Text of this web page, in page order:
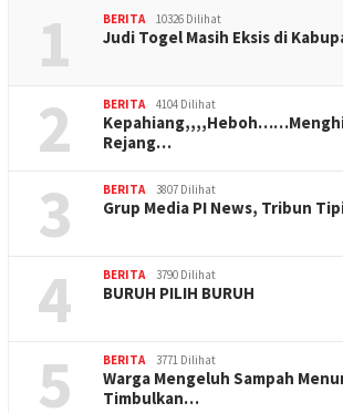
1 BERITA 10326 Dilihat
Judi Togel Masih Eksis di
2 BERITA 4104 Dilihat
Rejang…
3 BERITA 3807 Dilihat
Grup Media PI News, Tribun
4 BERITA 3790 Dilihat
BURUH PILIH BURUH
5 BERITA 3771 Dilihat
Warga Mengeluh Sampah
Timbulkan…